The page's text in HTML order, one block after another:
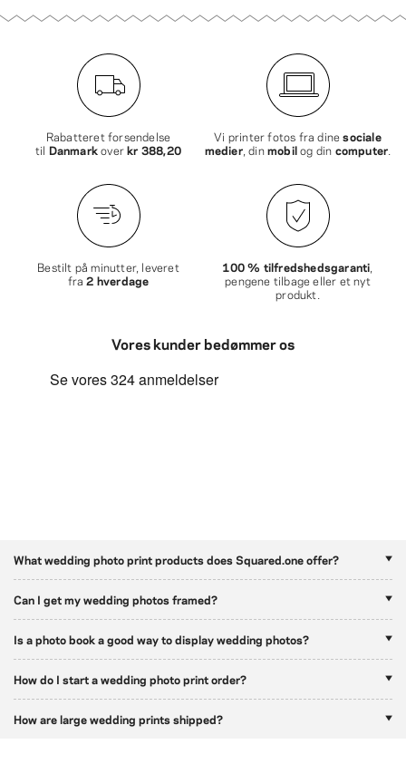
Rabatteret forsendelse
til Danmarkoverkr 388,20
Vi printer fotos fra dinesociale
medier, dinmobilog din computer
Bestilt på minutter, leveret
fra2 hverdage
100 % tilfredshedsgaranti
pengene tilbage eller et nyt
produkt.
Vores kunder bedømmer os
What wedding photo print products does Squared.one offer?
Can I get my wedding photos framed?
Is a photo book a good way to display wedding photos?
How do I start a wedding photo print order?
How are large wedding prints shipped?